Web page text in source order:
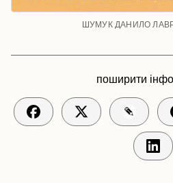
ШУМУК ДАНИЛО
поширити